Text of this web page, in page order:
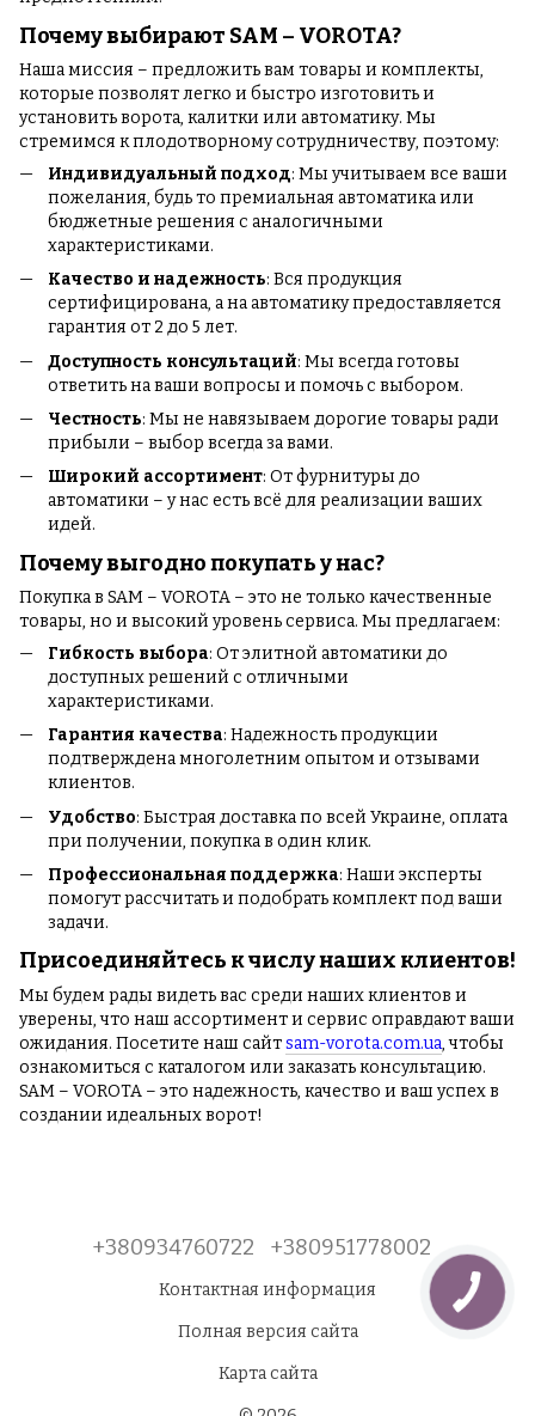
Почему выбирают SAM – VOROTA?
Наша миссия – предложить вам товары и комплекты,
которые позволят легко и быстро изготовить и
установить ворота, калитки или автоматику. Мы
стремимся к плодотворному сотрудничеству, поэтому:
Индивидуальный подход: Мы учитываем все ваши
пожелания, будь то премиальная автоматика или
бюджетные решения с аналогичными
характеристиками.
Качество и надежность: Вся продукция
сертифицирована, а на автоматику предоставляется
гарантия от 2 до 5 лет.
Доступность консультаций: Мы всегда готовы
ответить на ваши вопросы и помочь с выбором.
Честность: Мы не навязываем дорогие товары ради
прибыли – выбор всегда за вами.
Широкий ассортимент: От фурнитуры до
автоматики – у нас есть всё для реализации ваших
идей.
Почему выгодно покупать у нас?
Покупка в SAM – VOROTA – это не только качественные
товары, но и высокий уровень сервиса. Мы предлагаем:
Гибкость выбора: От элитной автоматики до
доступных решений с отличными
характеристиками.
Гарантия качества: Надежность продукции
подтверждена многолетним опытом и отзывами
клиентов.
Удобство: Быстрая доставка по всей Украине, оплата
при получении, покупка в один клик.
Профессиональная поддержка: Наши эксперты
помогут рассчитать и подобрать комплект под ваши
задачи.
Присоединяйтесь к числу наших клиентов!
Мы будем рады видеть вас среди наших клиентов и
уверены, что наш ассортимент и сервис оправдают ваши
ожидания. Посетите наш сайтsam-vorota.com.ua, чтобы
ознакомиться с каталогом или заказать консультацию.
SAM – VOROTA – это надежность, качество и ваш успех в
создании идеальных ворот!
+380934760722 +380951778002
Контактная информация
Полная версия сайта
Карта сайта